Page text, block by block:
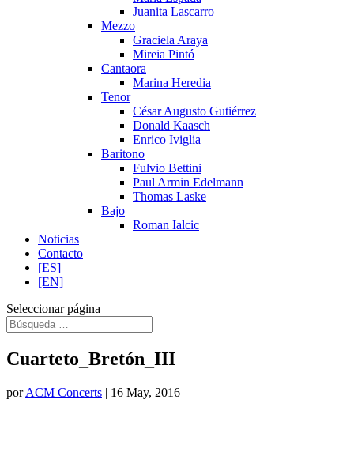
Juanita Lascarro
Mezzo
Graciela Araya
Mireia Pintó
Cantaora
Marina Heredia
Tenor
César Augusto Gutiérrez
Donald Kaasch
Enrico Iviglia
Baritono
Fulvio Bettini
Paul Armin Edelmann
Thomas Laske
Bajo
Roman Ialcic
Noticias
Contacto
[ES]
[EN]
Seleccionar página
Cuarteto_Bretón_III
porACM Concerts | 16 May, 2016